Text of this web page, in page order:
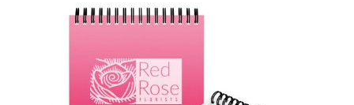
festa